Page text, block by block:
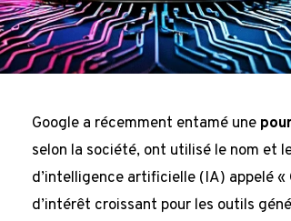
Google a récemment entamé une
selon la société, ont utilisé le nom et
d’intelligence artificielle (IA) appelé
d’intérêt croissant pour les outils